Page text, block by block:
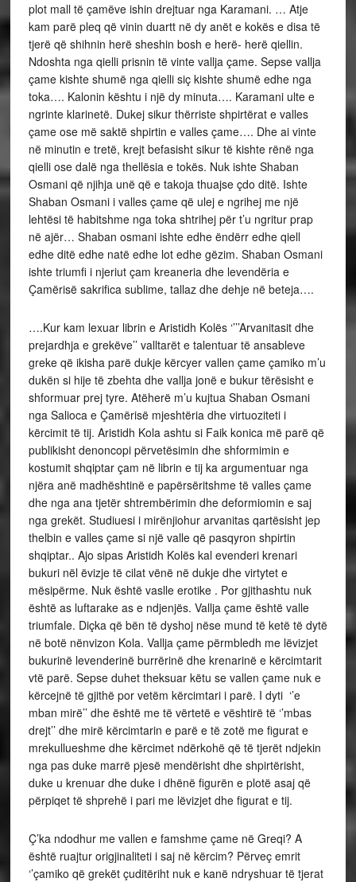
plot mall të çamëve ishin drejtuar nga Karamani. … Atje
kam parë pleq që vinin duartt në dy anët e kokës e disa të
tjerë që shihnin herë sheshin bosh e herë- herë qiellin.
Ndoshta nga qielli prisnin të vinte vallja çame. Sepse vallja
çame kishte shumë nga qielli siç kishte shumë edhe nga
toka…. Kalonin kështu i një dy minuta…. Karamani ulte e
ngrinte klarinetë. Dukej sikur thërriste shpirtërat e valles
çame ose më saktë shpirtin e valles çame…. Dhe ai vinte
në minutin e tretë, krejt befasisht sikur të kishte rënë nga
qielli ose dalë nga thellësia e tokës. Nuk ishte Shaban
Osmani që njihja unë që e takoja thuajse çdo ditë. Ishte
Shaban Osmani i valles çame që ulej e ngrihej me një
lehtësi të habitshme nga toka shtrihej për t’u ngritur prap
në ajër… Shaban osmani ishte edhe ëndërr edhe qiell
edhe ditë edhe natë edhe lot edhe gëzim. Shaban Osmani
ishte triumfi i njeriut çam kreaneria dhe levendëria e
Çamërisë sakrifica sublime, tallaz dhe dehje në beteja….
….Kur kam lexuar librin e Aristidh Kolës ‘’’’Arvanitasit dhe
prejardhja e grekëve’’ valltarët e talentuar të ansableve
greke që ikisha parë dukje kërcyer vallen çame çamiko m’u
dukën si hije të zbehta dhe vallja jonë e bukur tërësisht e
shformuar prej tyre. Atëherë m’u kujtua Shaban Osmani
nga Salioca e Çamërisë mjeshtëria dhe virtuoziteti i
kërcimit të tij. Aristidh Kola ashtu si Faik konica më parë që
publikisht denoncopi përvetësimin dhe shformimin e
kostumit shqiptar çam në librin e tij ka argumentuar nga
njëra anë madhështinë e papërsëritshme të valles çame
dhe nga ana tjetër shtrembërimin dhe deformiomin e saj
nga grekët. Studiuesi i mirënjiohur arvanitas qartësisht jep
thelbin e valles çame si një valle që pasqyron shpirtin
shqiptar.. Ajo sipas Aristidh Kolës kal evenderi krenari
bukuri nël ëvizje të cilat vënë në dukje dhe virtytet e
mësipërme. Nuk është vaslle erotike . Por gjithashtu nuk
është as luftarake as e ndjenjës. Vallja çame është valle
triumfale. Diçka që bën të dyshoj nëse mund të ketë të dytë
në botë nënvizon Kola. Vallja çame përmbledh me lëvizjet
bukurinë levenderinë burrërinë dhe krenarinë e kërcimtarit
vtë parë. Sepse duhet theksuar këtu se vallen çame nuk e
kërcejnë të gjithë por vetëm kërcimtari i parë. I dyti ‘’e
mban mirë’’ dhe është me të vërtetë e vështirë të ‘’mbas
drejt’’ dhe mirë kërcimtarin e parë e të zotë me figurat e
mrekullueshme dhe kërcimet ndërkohë që të tjerët ndjekin
nga pas duke marrë pjesë mendërisht dhe shpirtërisht,
duke u krenuar dhe duke i dhënë figurën e plotë asaj që
përpiqet të shprehë i pari me lëvizjet dhe figurat e tij.
Ç’ka ndodhur me vallen e famshme çame në Greqi? A
është ruajtur origjinaliteti i saj në kërcim? Përveç emrit
‘’çamiko që grekët çuditëriht nuk e kanë ndryshuar të tjerat